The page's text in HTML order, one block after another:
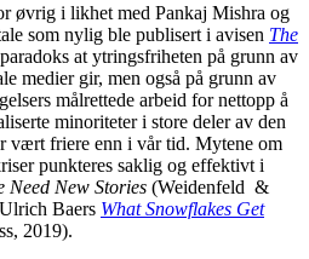
øvrig i likhet med Pankaj Mishra og
som nylig ble publisert i avisen The
at ytringsfriheten på grunn av
medier gir, men også på grunn av
målrettede arbeid for nettopp å
minoriteter i store deler av den
vært friere enn i vår tid. Mytene om
punkteres saklig og effektivt i
Need New Stories (Weidenfeld &
Baers What Snowflakes Get
2019).